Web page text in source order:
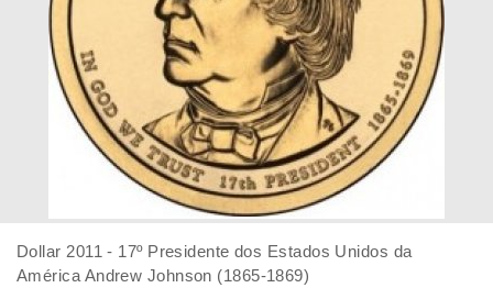
Dollar 2011 - 17º Presidente dos Estados Unidos da
América Andrew Johnson (1865-1869)